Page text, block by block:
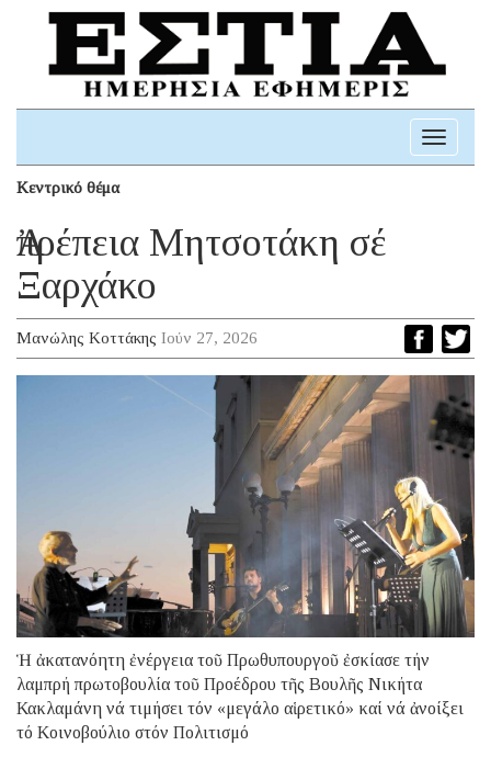
Toggle
Κεντρικό θέμα
Ἀπρέπεια Μητσοτάκη σέ
Ξαρχάκο
Μανώλης Κοττάκης Ιούν 27, 2026
Ἡ ἀκατανόητη ἐνέργεια τοῦ Πρωθυπουργοῦ ἐσκίασε τήν
λαμπρή πρωτοβουλία τοῦ Προέδρου τῆς Βουλῆς Νικήτα
Κακλαμάνη νά τιμήσει τόν «μεγάλο αἱρετικό» καί νά ἀνοίξει
τό Κοινοβούλιο στόν Πολιτισμό